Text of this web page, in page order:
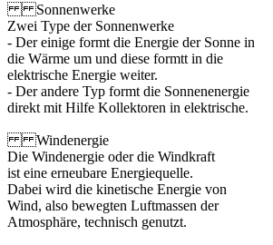
Sonnenwerke
Zwei Type der Sonnenwerke
- Der einige formt die Energie der Sonne in
die Wärme um und diese formtt in die
elektrische Energie weiter.
- Der andere Typ formt die Sonnenenergie
direkt mit Hilfe Kollektoren in elektrische.
Windenergie
Die Windenergie oder die Windkraft
ist eine erneubare Energiequelle.
Dabei wird die kinetische Energie von
Wind, also bewegten Luftmassen der
Atmosphäre, technisch genutzt.